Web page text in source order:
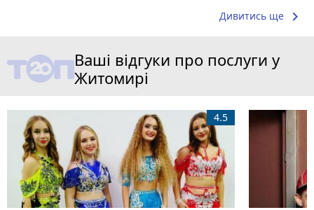
Дивитись ще keyboard_arrow_right
Ваші відгуки про послуги у
Житомирі
4.5